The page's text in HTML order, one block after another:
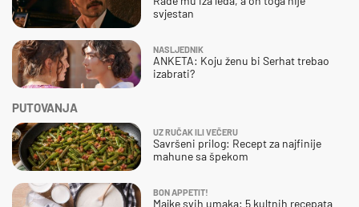
svjestan
NASLJEDNIK
ANKETA: Koju ženu bi Serhat trebao
izabrati?
PUTOVANJA
UZ RUČAK ILI VEČERU
Savršeni prilog: Recept za najfinije
mahune sa špekom
BON APPETIT!
Majke svih umaka: 5 kultnih recepata